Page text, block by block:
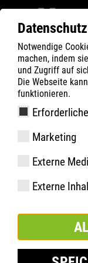
Notwendige
machen, indem
und Zugriff auf
Die Webseite
funktionieren.
Marketing
Externe
Externe
ATLAS
XP 205
2405